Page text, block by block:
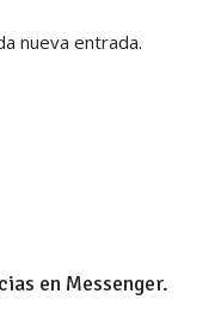
nueva entrada.
en Messenger.